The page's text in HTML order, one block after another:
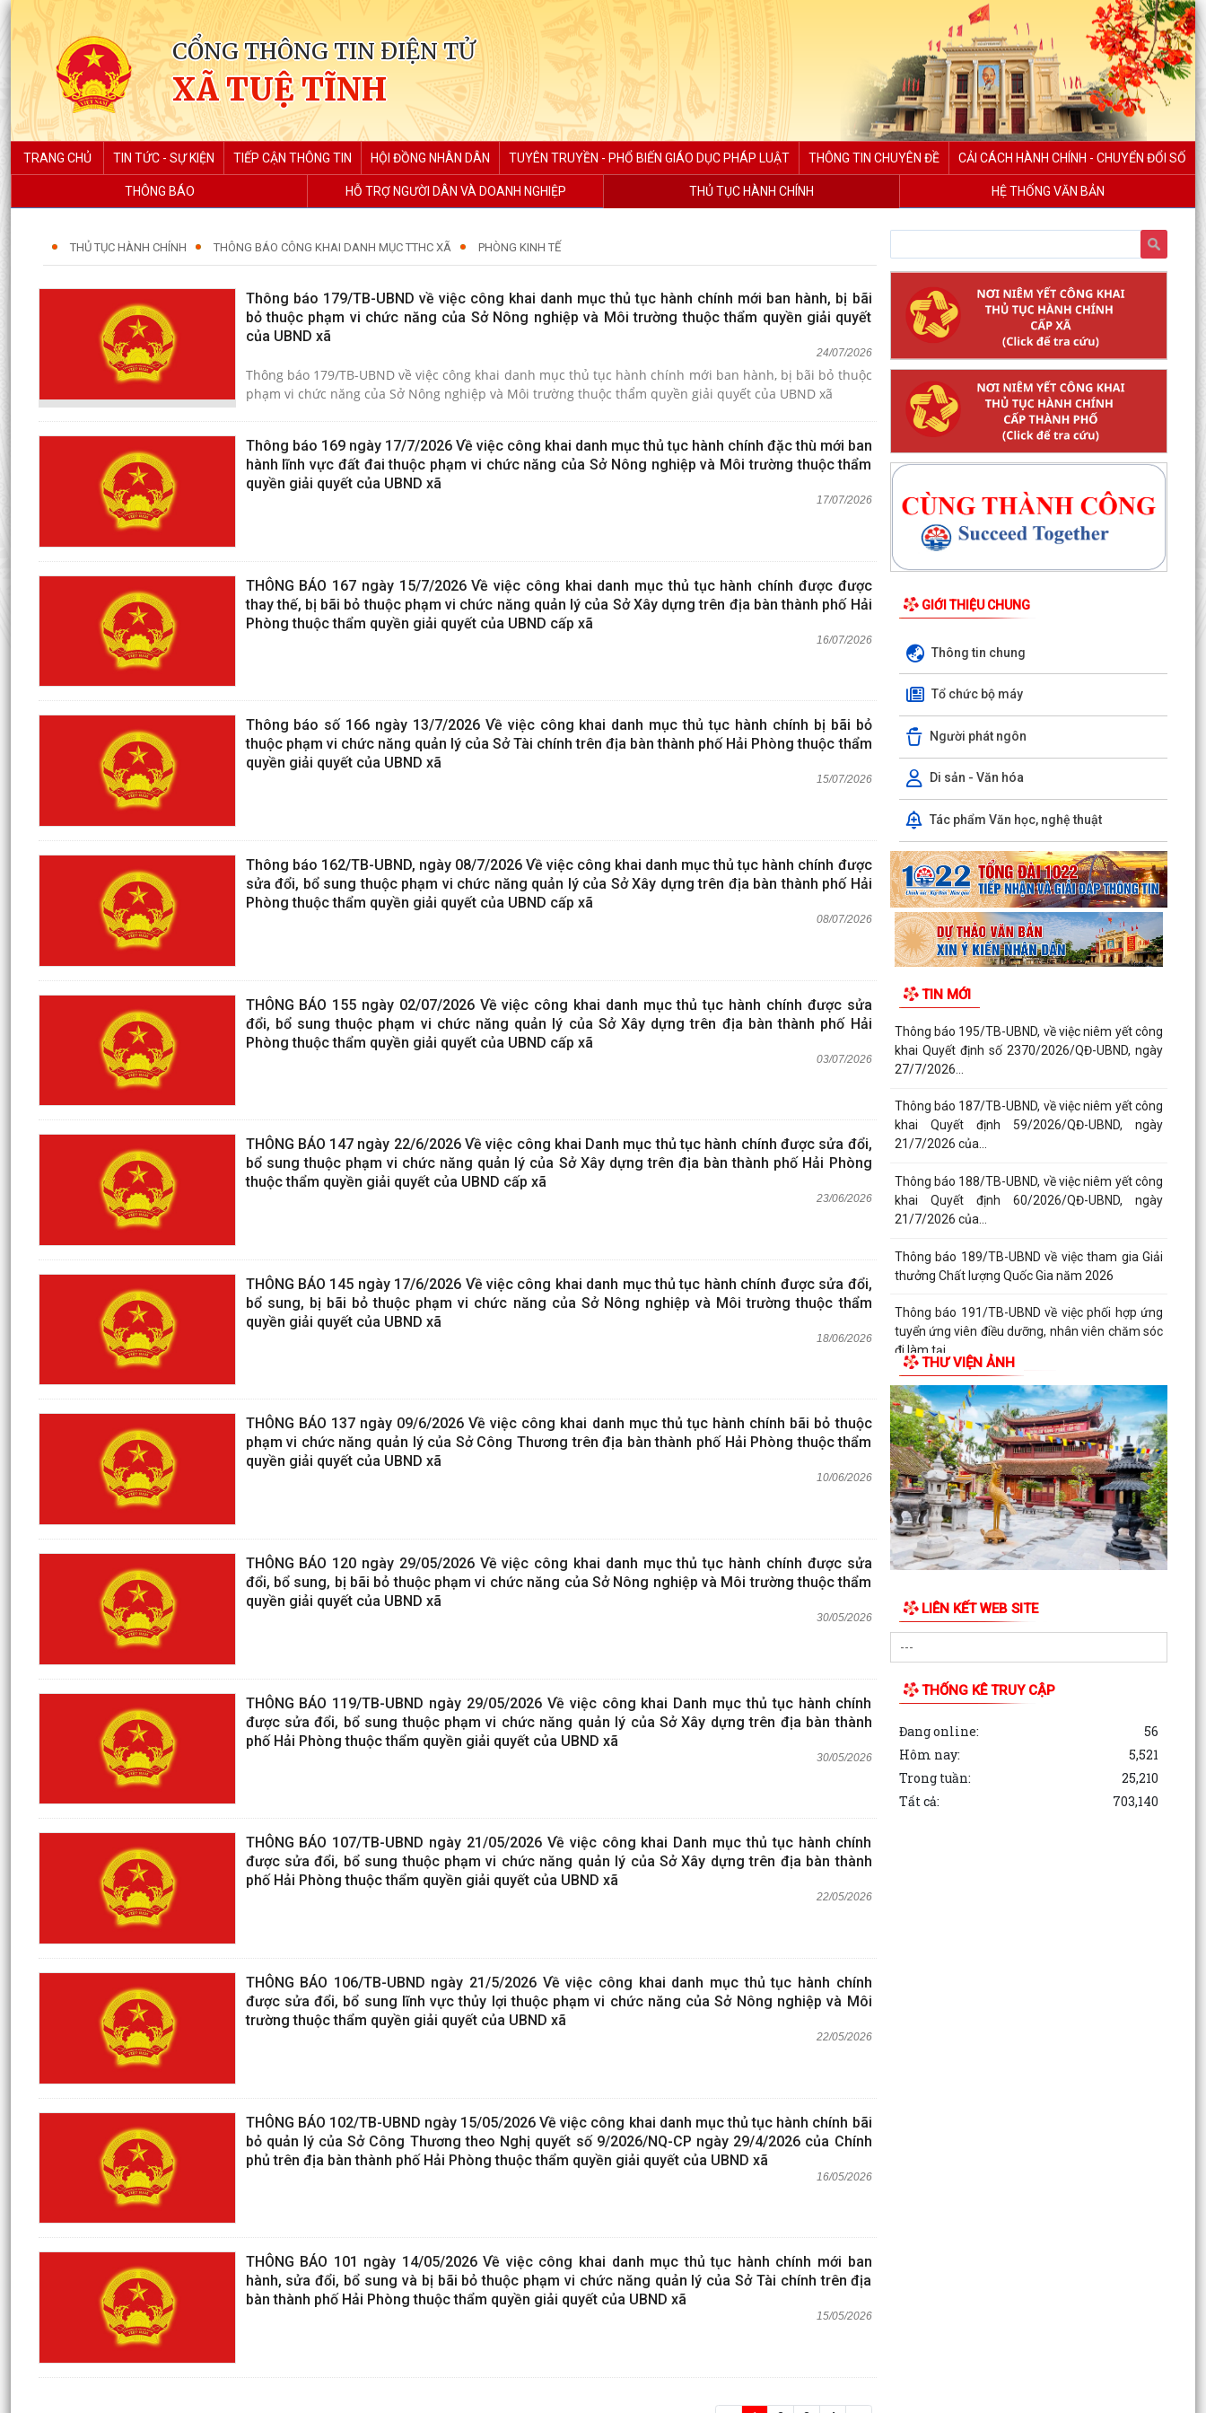
CỔNG THÔNG TIN ĐIỆN TỬ
XÃ TUỆ TĨNH
TRANG CHỦ TIN TỨC - SỰ KIỆN TIẾP CẬN THÔNG TIN HỘI ĐỒNG NHÂN DÂN TUYÊN TRUYỀN - PHỔ BIẾN GIÁO DỤC PHÁP LUẬT THÔNG TIN CHUYÊN ĐỀ CẢI CÁCH HÀNH CHÍNH - CHUYỂN ĐỔI SỐ
THÔNG BÁO HỖ TRỢ NGƯỜI DÂN VÀ DOANH NGHIỆP THỦ TỤC HÀNH CHÍNH HỆ THỐNG VĂN BẢN
THỦ TỤC HÀNH CHÍNH THÔNG BÁO CÔNG KHAI DANH MỤC TTHC XÃ PHÒNG KINH TẾ
Thông báo 179/TB-UBND về việc công khai danh mục thủ tục hành chính mới ban hành, bị bãi
bỏ thuộc phạm vi chức năng của Sở Nông nghiệp và Môi trường thuộc thẩm quyền giải quyết
của UBND xã
24/07/2026
Thông báo 179/TB-UBND về việc công khai danh mục thủ tục hành chính mới ban hành, bị bãi bỏ thuộc
phạm vi chức năng của Sở Nông nghiệp và Môi trường thuộc thẩm quyền giải quyết của UBND xã
Thông báo 169 ngày 17/7/2026 Về việc công khai danh mục thủ tục hành chính đặc thù mới ban
hành lĩnh vực đất đai thuộc phạm vi chức năng của Sở Nông nghiệp và Môi trường thuộc thẩm
quyền giải quyết của UBND xã
17/07/2026
THÔNG BÁO 167 ngày 15/7/2026 Về việc công khai danh mục thủ tục hành chính được được
thay thế, bị bãi bỏ thuộc phạm vi chức năng quản lý của Sở Xây dựng trên địa bàn thành phố Hải
Phòng thuộc thẩm quyền giải quyết của UBND cấp xã
16/07/2026
Thông báo số 166 ngày 13/7/2026 Về việc công khai danh mục thủ tục hành chính bị bãi bỏ
thuộc phạm vi chức năng quản lý của Sở Tài chính trên địa bàn thành phố Hải Phòng thuộc thẩm
quyền giải quyết của UBND xã
15/07/2026
Thông báo 162/TB-UBND, ngày 08/7/2026 Về việc công khai danh mục thủ tục hành chính được
sửa đổi, bổ sung thuộc phạm vi chức năng quản lý của Sở Xây dựng trên địa bàn thành phố Hải
Phòng thuộc thẩm quyền giải quyết của UBND cấp xã
08/07/2026
THÔNG BÁO 155 ngày 02/07/2026 Về việc công khai danh mục thủ tục hành chính được sửa
đổi, bổ sung thuộc phạm vi chức năng quản lý của Sở Xây dựng trên địa bàn thành phố Hải
Phòng thuộc thẩm quyền giải quyết của UBND cấp xã
03/07/2026
THÔNG BÁO 147 ngày 22/6/2026 Về việc công khai Danh mục thủ tục hành chính được sửa đổi,
bổ sung thuộc phạm vi chức năng quản lý của Sở Xây dựng trên địa bàn thành phố Hải Phòng
thuộc thẩm quyền giải quyết của UBND cấp xã
23/06/2026
THÔNG BÁO 145 ngày 17/6/2026 Về việc công khai danh mục thủ tục hành chính được sửa đổi,
bổ sung, bị bãi bỏ thuộc phạm vi chức năng của Sở Nông nghiệp và Môi trường thuộc thẩm
quyền giải quyết của UBND xã
18/06/2026
THÔNG BÁO 137 ngày 09/6/2026 Về việc công khai danh mục thủ tục hành chính bãi bỏ thuộc
phạm vi chức năng quản lý của Sở Công Thương trên địa bàn thành phố Hải Phòng thuộc thẩm
quyền giải quyết của UBND xã
10/06/2026
THÔNG BÁO 120 ngày 29/05/2026 Về việc công khai danh mục thủ tục hành chính được sửa
đổi, bổ sung, bị bãi bỏ thuộc phạm vi chức năng của Sở Nông nghiệp và Môi trường thuộc thẩm
quyền giải quyết của UBND xã
30/05/2026
THÔNG BÁO 119/TB-UBND ngày 29/05/2026 Về việc công khai Danh mục thủ tục hành chính
được sửa đổi, bổ sung thuộc phạm vi chức năng quản lý của Sở Xây dựng trên địa bàn thành
phố Hải Phòng thuộc thẩm quyền giải quyết của UBND xã
30/05/2026
THÔNG BÁO 107/TB-UBND ngày 21/05/2026 Về việc công khai Danh mục thủ tục hành chính
được sửa đổi, bổ sung thuộc phạm vi chức năng quản lý của Sở Xây dựng trên địa bàn thành
phố Hải Phòng thuộc thẩm quyền giải quyết của UBND xã
22/05/2026
THÔNG BÁO 106/TB-UBND ngày 21/5/2026 Về việc công khai danh mục thủ tục hành chính
được sửa đổi, bổ sung lĩnh vực thủy lợi thuộc phạm vi chức năng của Sở Nông nghiệp và Môi
trường thuộc thẩm quyền giải quyết của UBND xã
22/05/2026
THÔNG BÁO 102/TB-UBND ngày 15/05/2026 Về việc công khai danh mục thủ tục hành chính bãi
bỏ quản lý của Sở Công Thương theo Nghị quyết số 9/2026/NQ-CP ngày 29/4/2026 của Chính
phủ trên địa bàn thành phố Hải Phòng thuộc thẩm quyền giải quyết của UBND xã
16/05/2026
THÔNG BÁO 101 ngày 14/05/2026 Về việc công khai danh mục thủ tục hành chính mới ban
hành, sửa đổi, bổ sung và bị bãi bỏ thuộc phạm vi chức năng quản lý của Sở Tài chính trên địa
bàn thành phố Hải Phòng thuộc thẩm quyền giải quyết của UBND xã
15/05/2026
GIỚI THIỆU CHUNG
Thông tin chung
Tổ chức bộ máy
Người phát ngôn
Di sản - Văn hóa
Tác phẩm Văn học, nghệ thuật
TIN MỚI
Thông báo 195/TB-UBND, về việc niêm yết công
khai Quyết định số 2370/2026/QĐ-UBND, ngày
27/7/2026...
Thông báo 187/TB-UBND, về việc niêm yết công
khai Quyết định 59/2026/QĐ-UBND, ngày
21/7/2026 của...
Thông báo 188/TB-UBND, về việc niêm yết công
khai Quyết định 60/2026/QĐ-UBND, ngày
21/7/2026 của...
Thông báo 189/TB-UBND về việc tham gia Giải
thưởng Chất lượng Quốc Gia năm 2026
Thông báo 191/TB-UBND về việc phối hợp ứng
tuyển ứng viên điều dưỡng, nhân viên chăm sóc
đi làm tại...
Thông báo 193/TB-UBND về việc niêm yết công
khai Quyết định số 2943/TB-UBND, ngày
27/7/2026 của...
THƯ VIỆN ẢNH
LIÊN KẾT WEB SITE
THỐNG KÊ TRUY CẬP
Đang online:
56
Hôm nay:
5,521
Trong tuần:
25,210
Tất cả:
703,140